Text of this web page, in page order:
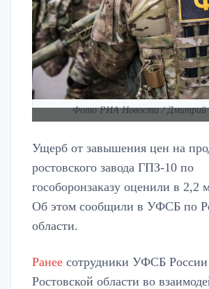
Фото РИА Новости / Дмитрий
Ущерб от завышения цен на
ростовского завода ГПЗ-10 по
гособоронзаказу оценили в 2,2
Об этом сообщили в УФСБ по
области.
Ранее сотрудники УФСБ
Ростовской области во